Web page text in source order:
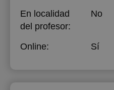
En localidad
del profesor:
No
Online: Sí